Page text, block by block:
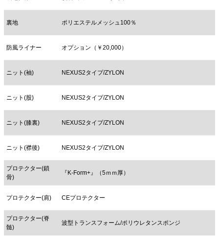
裏地 ポリエステルメッシュ100％
防風ライナー オプション（￥20,000）
ニット(袖) NEXUS2タイプ/ZYLON
ニット(股) NEXUS2タイプ/ZYLON
ニット(膝裏) NEXUS2タイプ/ZYLON
ニット(襟後) NEXUS2タイプ/ZYLON
プロテクター(鎖
骨)
『K-Form+』（5ｍｍ厚）
プロテクター(肩) CEプロテクター
プロテクター(脊
髄)
波型トランスフォーム/ポリウレタンスポンジ